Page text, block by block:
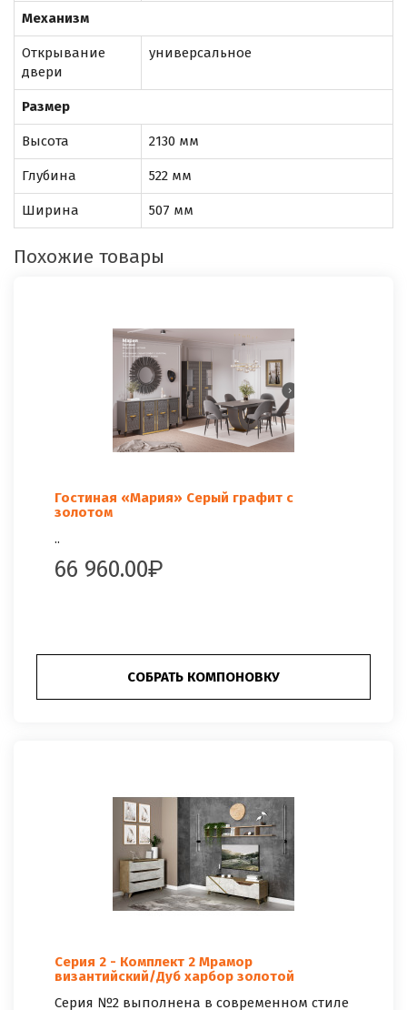
Механизм
Открывание
двери
универсальное
Размер
Высота 2130 мм
Глубина 522 мм
Ширина 507 мм
Похожие товары
Гостиная «Мария» Серый графит с
золотом
..
66 960.00
СОБРАТЬ КОМПОНОВКУ
Серия 2 - Комплект 2 Мрамор
византийский/Дуб харбор золотой
Серия №2 выполнена в современном стиле